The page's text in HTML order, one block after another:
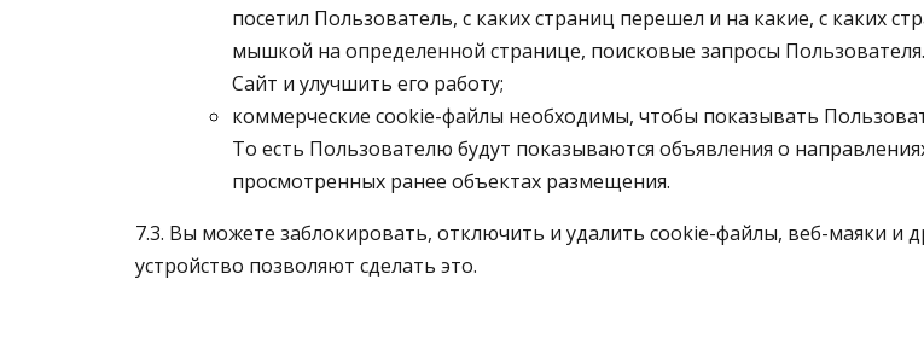
посетил Пользователь, с каких страниц перешел и на какие, с каких
мышкой на определенной странице, поисковые запросы
Сайт и улучшить его работу;
коммерческие cookie-файлы необходимы, чтобы показывать
То есть Пользователю будут показываются объявления о
просмотренных ранее объектах размещения.
7.3. Вы можете заблокировать, отключить и удалить cookie-файлы, веб-маяки и
устройство позволяют сделать это.